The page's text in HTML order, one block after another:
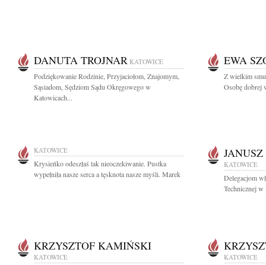
DANUTA TROJNAR KATOWICE
Podziękowanie Rodzinie, Przyjaciołom, Znajomym,
Sąsiadom, Sędziom Sądu Okręgowego w
Katowicach...
EWA
Z wielkim
Osobę dobrej
KATOWICE
Krysieńko odeszłaś tak nieoczekiwanie. Pustka
wypełniła nasze serca a tęsknota nasze myśli. Marek
KATOWICE
Delegacjom
Technicznej
KRZYSZTOF KAMIŃSKI
KATOWICE KATOWICE